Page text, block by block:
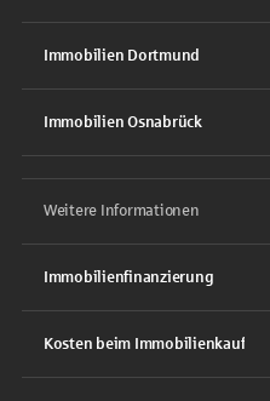
Immobilien Dortmund
Immobilien Osnabrück
Weitere Informationen
Immobilienfinanzierung
Kosten beim Immobilienkauf